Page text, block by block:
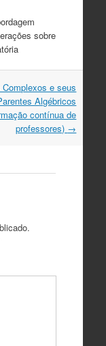
sobre
Complexos e seus
Algébricos
contínua de
professores) →